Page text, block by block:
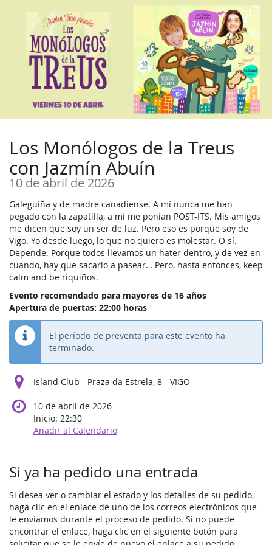
contenido
principal
Los Monólogos de la Treus
con Jazmín Abuín
10 de abril de 2026
Galeguiña y de madre canadiense. A mí nunca me han
pegado con la zapatilla, a mí me ponían POST-ITS. Mis amigos
me dicen que soy un ser de luz. Pero eso es porque soy de
Vigo. Yo desde luego, lo que no quiero es molestar. O sí.
Depende. Porque todos llevamos un hater dentro, y de vez en
cuando, hay que sacarlo a pasear… Pero, hasta entonces, keep
calm and be riquiños.
Evento recomendado para mayores de 16 años
Apertura de puertas: 22:00 horas
El período de preventa para este evento ha
terminado.
Island Club - Praza da Estrela, 8 - VIGO
10 de abril de 2026
Inicio: 22:30
Añadir al Calendario
Si ya ha pedido una entrada
Si desea ver o cambiar el estado y los detalles de su pedido,
haga clic en el enlace de uno de los correos electrónicos que
le enviamos durante el proceso de pedido. Si no puede
encontrar el enlace, haga clic en el siguiente botón para